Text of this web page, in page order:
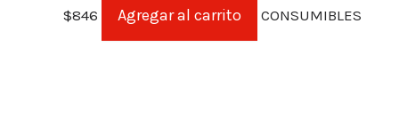
$846 Agregar al carrito CONSUMIBLES